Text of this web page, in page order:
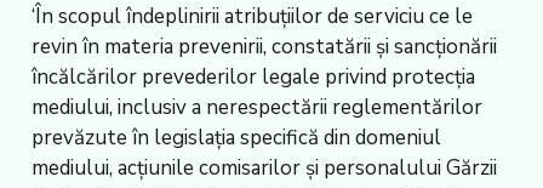
‘În scopul îndeplinirii atribuțiilor de serviciu ce le
revin în materia prevenirii, constatării și sancționării
încălcărilor prevederilor legale privind protecția
mediului, inclusiv a nerespectării reglementărilor
prevăzute în legislația specifică din domeniul
mediului, acțiunile comisarilor și personalului Gărzii